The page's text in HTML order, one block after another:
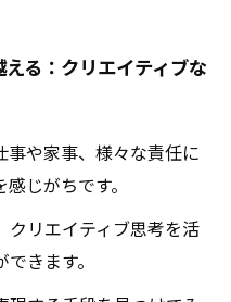
る：クリエイティブな
事や家事、様々な責任に
じがちです。
クリエイティブ思考を活
きます。